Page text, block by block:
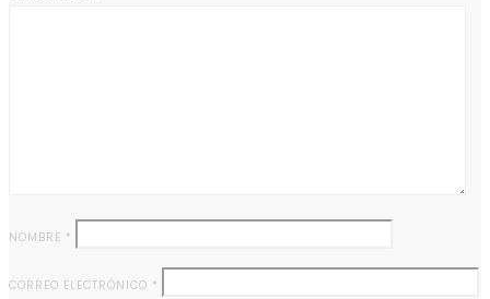
NOMBRE *
CORREO ELECTRÓNICO *